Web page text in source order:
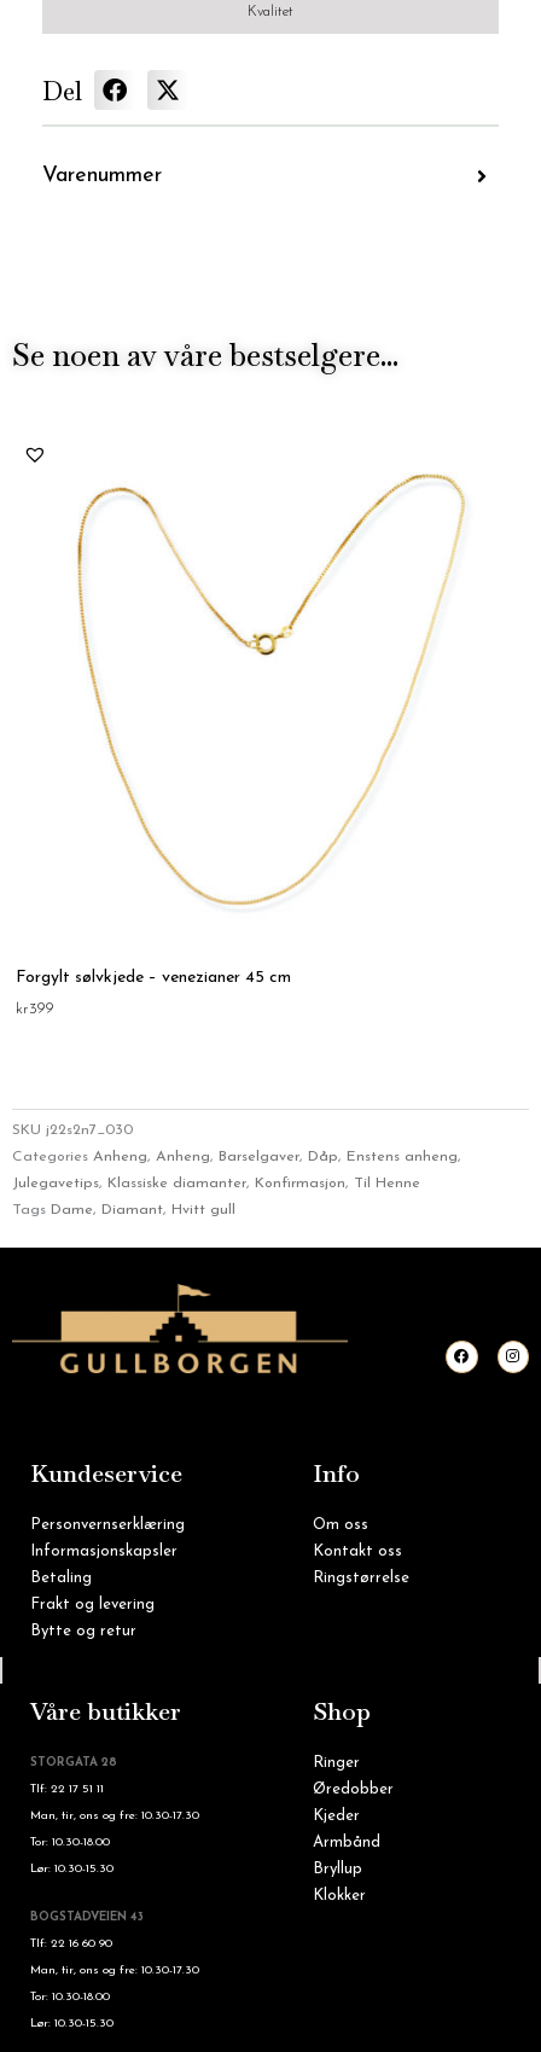
Kvalitet
Del
Varenummer
Se noen av våre bestselgere...
Forgylt sølvkjede – venezianer 45 cm
kr399
SKU j22s2n7_030
Categories Anheng, Anheng, Barselgaver, Dåp, Enstens anheng,
Julegavetips, Klassiske diamanter, Konfirmasjon, Til Henne
Tags Dame, Diamant, Hvitt gull
F
a
c
I
n
s
Kundeservice
Personvernserklæring
Informasjonskapsler
Betaling
Frakt og levering
Bytte og retur
Info
Om oss
Kontakt oss
Ringstørrelse
Våre butikker
STORGATA 28
Tlf: 22 17 51 11
Man, tir, ons og fre: 10.30-17.30
Tor: 10.30-18.00
Lør: 10.30-15.30
BOGSTADVEIEN 43
Tlf: 22 16 60 90
Man, tir, ons og fre: 10.30-17.30
Tor: 10.30-18.00
Lør: 10.30-15.30
Shop
Ringer
Øredobber
Kjeder
Armbånd
Bryllup
Klokker